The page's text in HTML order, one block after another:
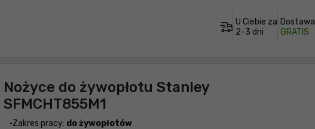
U Ciebie za
2-3 dni
Dostawa
GRATIS
Nożyce do żywopłotu Stanley
SFMCHT855M1
Zakres pracy: do żywopłotów